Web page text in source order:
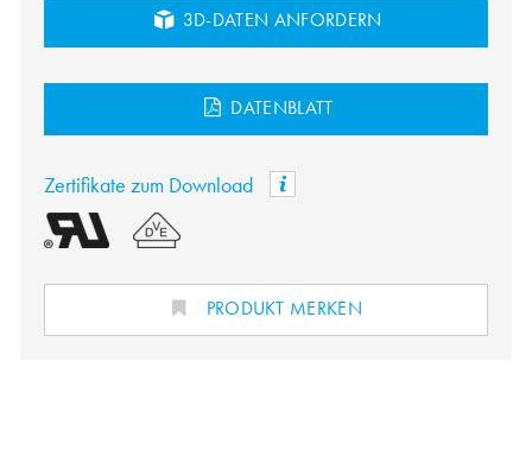
3D-DATEN ANFORDERN
DATENBLATT
Zertifikate zum Download
PRODUKT MERKEN